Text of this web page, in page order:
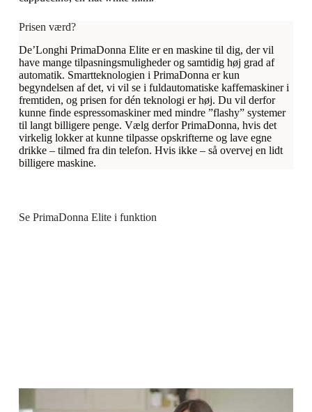
Prisen værd?
De’Longhi PrimaDonna Elite er en maskine til dig, der vil
have mange tilpasningsmuligheder og samtidig høj grad af
automatik. Smartteknologien i PrimaDonna er kun
begyndelsen af det, vi vil se i fuldautomatiske kaffemaskiner i
fremtiden, og prisen for dén teknologi er høj. Du vil derfor
kunne finde espressomaskiner med mindre ”flashy” systemer
til langt billigere penge. Vælg derfor PrimaDonna, hvis det
virkelig lokker at kunne tilpasse opskrifterne og lave egne
drikke – tilmed fra din telefon. Hvis ikke – så overvej en lidt
billigere maskine.
Se PrimaDonna Elite i funktion